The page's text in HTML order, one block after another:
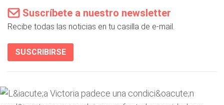
Suscríbete a nuestro newsletter
Recibe todas las noticias en tu casilla de e-mail.
SUSCRIBIRSE